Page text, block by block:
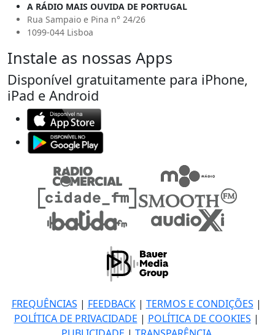
A RÁDIO MAIS OUVIDA DE PORTUGAL
Rua Sampaio e Pina n° 24/26
1099-044 Lisboa
Instale as nossas Apps
Disponível gratuitamente para iPhone,
iPad e Android
FREQUÊNCIAS | FEEDBACK| TERMOS E CONDIÇÕES |
POLÍTICA DE PRIVACIDADE | POLÍTICA DE COOKIES |